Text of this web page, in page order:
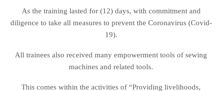
As the training lasted for (12) days, with commitment and
diligence to take all measures to prevent the Coronavirus (Covid-
19).
All trainees also received many empowerment tools of sewing
machines and related tools.
This comes within the activities of “Providing livelihoods,